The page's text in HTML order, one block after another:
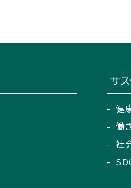
サ
健
働
社